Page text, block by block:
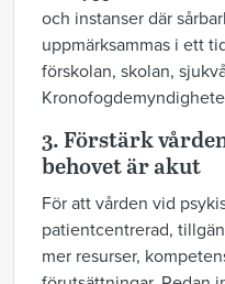
och instanser där
uppmärksammas i ett
förskolan, skolan,
3. Förstärk
behovet är akut
För att vården vid
patientcentrerad,
mer resurser,